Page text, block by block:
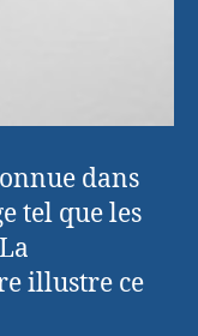
dans
tel que les
illustre ce